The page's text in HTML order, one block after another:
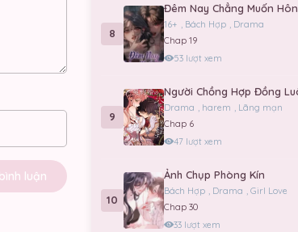
02/07/2026
8
Đêm Nay Chẳng Muốn Hôn
16+ , Bách Hợp , Drama
Chap 19
53 lượt xem
9
Drama , harem , Lãng mạn
Chap 6
47 lượt xem
10
Ảnh Chụp Phòng Kín
Bách Hợp , Drama , Girl Love
Chap 30
33 lượt xem